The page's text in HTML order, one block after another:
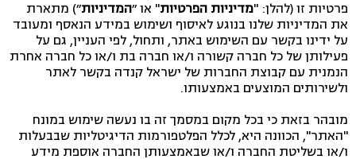
פרטיות זו (להלן: "מדיניות הפרטיות" או ״המדיניות״) מתארת
את המדיניות שלנו בנוגע לאיסוף ושימוש במידע הנאסף ומעובד
על ידינו בקשר עם השימוש באתר, ותחול, לפי העניין, גם על
פעילותן של כל חברה קשורה ו/או חברה בת ו/או כל חברה אחרת
הנמנית עם קבוצת החברות של ישראל קנדה בקשר לאתר
ולשירותים המוצעים באמצעותו.
מובהר בזאת כי בכל מקום במסמך זה בו נעשה שימוש במונח
"האתר", הכוונה היא, לכלל הפלטפורמות הדיגיטליות שבבעלות
ו/או בשליטת החברה ו/או שבאמצעותן החברה אוספת מידע